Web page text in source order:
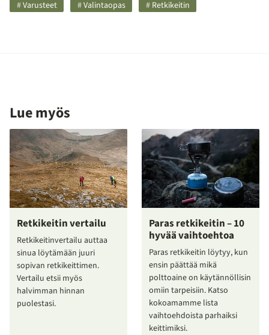
Kategoriat
Varusteet Valintaopas Retkikeitin
Lue myös
Retkikeitin vertailu
Retkikeitinvertailu auttaa
sinua löytämään juuri
sopivan retkikeittimen.
Vertailu etsii myös
halvimman hinnan
puolestasi.
Paras retkikeitin – 10
hyvää vaihtoehtoa
Paras retkikeitin löytyy, kun
ensin päättää mikä
polttoaine on käytännöllisin
omiin tarpeisiin. Katso
kokoamamme lista
vaihtoehdoista parhaiksi
keittimiksi.